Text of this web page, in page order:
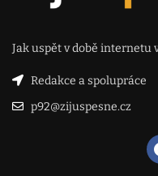
Jak uspět v době internetu
Redakce a spolupráce
p92@zijuspesne.cz